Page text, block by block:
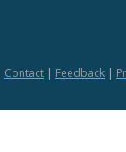
Contact | Feedback |